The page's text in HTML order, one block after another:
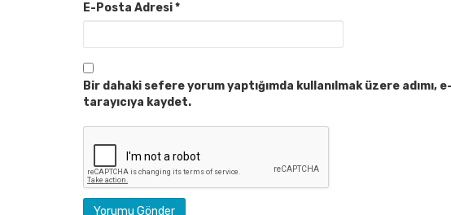
E-Posta Adresi*
Bir dahaki sefere yorum yaptığımda kullanılmak üzere
tarayıcıya kaydet.